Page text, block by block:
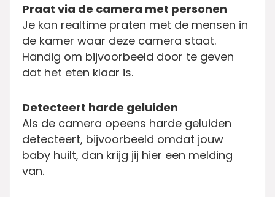
Praat via de camera met personen
Je kan realtime praten met de mensen in
de kamer waar deze camera staat.
Handig om bijvoorbeeld door te geven
dat het eten klaar is.
Detecteert harde geluiden
Als de camera opeens harde geluiden
detecteert, bijvoorbeeld omdat jouw
baby huilt, dan krijg jij hier een melding
van.